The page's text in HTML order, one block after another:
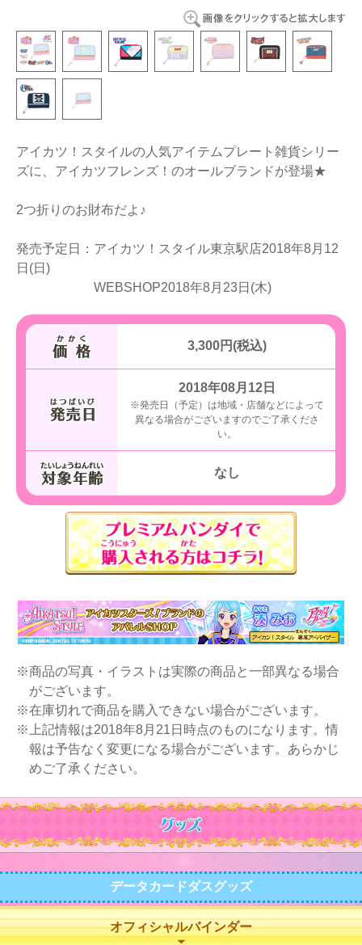
アイカツ！スタイルの人気アイテムプレート雑貨シリー
ズに、アイカツフレンズ！のオールブランドが登場★
2つ折りのお財布だよ♪
発売予定日：アイカツ！スタイル東京駅店2018年8月12
日(日)
WEBSHOP2018年8月23日(木)
3,300円(税込)
2018年08月12日
※発売日（予定）は地域・店舗などによって
異なる場合がございますのでご了承くださ
い。
なし
※商品の写真・イラストは実際の商品と一部異なる場合
がございます。
※在庫切れで商品を購入できない場合がございます。
※上記情報は2018年8月21日時点のものになります。情
報は予告なく変更になる場合がございます。あらかじ
めご了承ください。
データカードダスグッズ
オフィシャルバインダー